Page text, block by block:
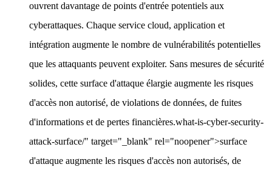
ouvrent davantage de points d'entrée potentiels aux
cyberattaques. Chaque service cloud, application et
intégration augmente le nombre de vulnérabilités potentielles
que les attaquants peuvent exploiter. Sans mesures de sécurité
solides, cette surface d'attaque élargie augmente les risques
d'accès non autorisé, de violations de données, de fuites
d'informations et de pertes financières.what-is-cyber-security-
attack-surface/" target="_blank" rel="noopener">surface
d'attaque augmente les risques d'accès non autorisés, de